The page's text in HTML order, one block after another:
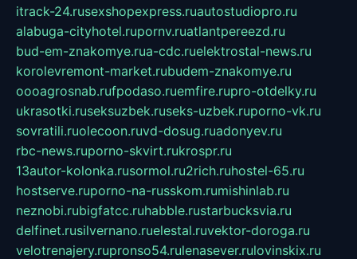
itrack-24.rusexshopexpress.ruautostudiopro.ru
alabuga-cityhotel.rupornv.ruatlantpereezd.ru
bud-em-znakomye.rua-cdc.ruelektrostal-news.ru
korolevremont-market.rubudem-znakomye.ru
oooagrosnab.rufpodaso.ruemfire.rupro-otdelky.ru
ukrasotki.ruseksuzbek.ruseks-uzbek.ruporno-vk.ru
sovratili.ruolecoon.ruvd-dosug.ruadonyev.ru
rbc-news.ruporno-skvirt.rukrospr.ru
13autor-kolonka.rusormol.ru2rich.ruhostel-65.ru
hostserve.ruporno-na-russkom.rumishinlab.ru
neznobi.rubigfatcc.ruhabble.rustarbucksvia.ru
delfinet.rusilvernano.ruelestal.ruvektor-doroga.ru
velotrenajery.rupronso54.rulenasever.rulovinskix.ru